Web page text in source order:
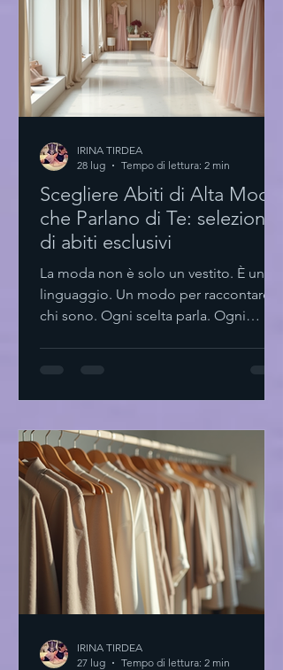
per sviluppare competenze concrete.
Per chi vuole fare della moda una
professione. Eye-level v
Scegliere Abiti di Alta Moda
che Parlano di Te: selezione
di abiti esclusivi
La moda non è solo un vestito. È un
linguaggio. Un modo per raccontare
chi sono. Ogni scelta parla. Ogni
bello. Si tratta di trovare pezzi che
view of a minimalist boutique with
exclusive high fashion dresses La forza
del minimalismo nella scelta Pochi
elementi. Linee pulite. Tagli essenziali.
Il minimalismo no
IRINA TIRDEA
28 lug
Tempo di lettura: 2 min
IRINA TIRDEA
27 lug
Tempo di lettura: 2 min